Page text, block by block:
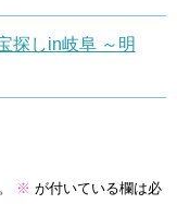
探しin岐阜 ～明
※ が付いている欄は必